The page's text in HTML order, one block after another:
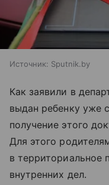
Источник: Sputnik.by
Как заявили в
выдан ребенку уже
получение этого
Для этого
в территориальное
внутренних дел.